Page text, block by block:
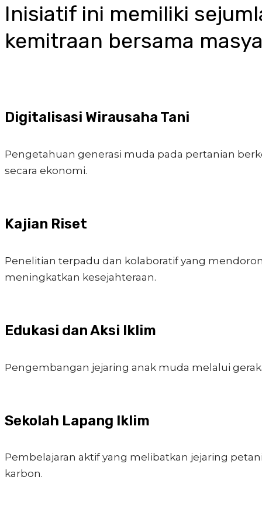
Inisiatif ini memiliki
kemitraan bersama
Digitalisasi Wirausaha Tani
Pengetahuan generasi muda pada pertanian
secara ekonomi.
Kajian Riset
Penelitian terpadu dan kolaboratif yang
meningkatkan kesejahteraan.
Edukasi dan Aksi Iklim
Pengembangan jejaring anak muda melalui
Sekolah Lapang Iklim
Pembelajaran aktif yang melibatkan jejaring
karbon.